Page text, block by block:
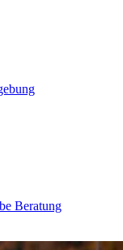
Beratung